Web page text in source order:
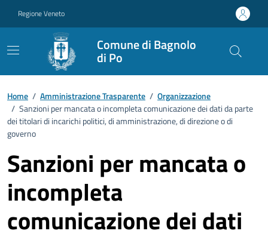
Regione Veneto
Comune di Bagnolo
di Po
Home / Amministrazione Trasparente / Organizzazione
/ Sanzioni per mancata o incompleta comunicazione dei dati da parte
dei titolari di incarichi politici, di amministrazione, di direzione o di
governo
Sanzioni per mancata o
incompleta
comunicazione dei dati